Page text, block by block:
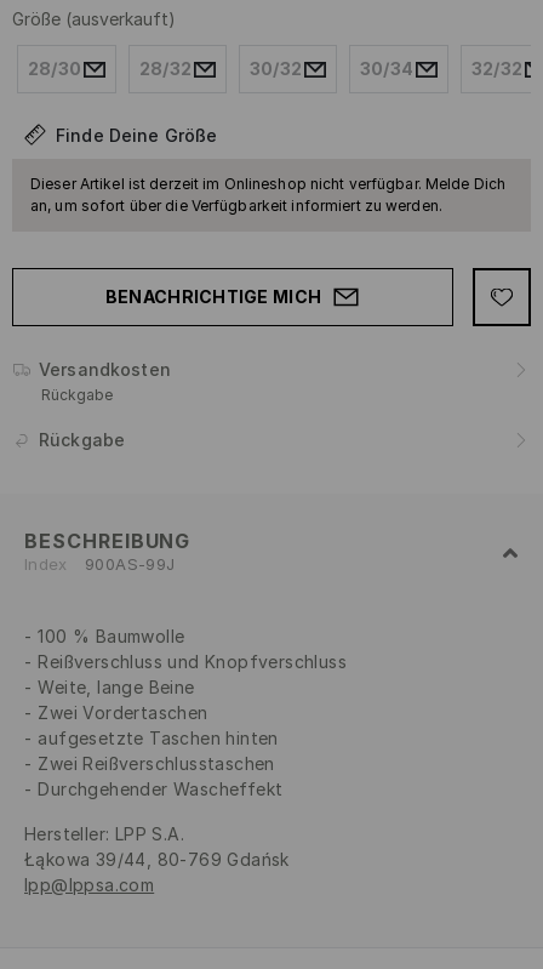
Größe (ausverkauft)
28/30 28/32 30/32 30/34 32/32
Finde Deine Größe
Dieser Artikel ist derzeit im Onlineshop nicht verfügbar. Melde Dich
an, um sofort über die Verfügbarkeit informiert zu werden.
BENACHRICHTIGE MICH
Versandkosten
Rückgabe
Rückgabe
BESCHREIBUNG
Index 900AS-99J
100 % Baumwolle
Reißverschluss und Knopfverschluss
Weite, lange Beine
Zwei Vordertaschen
aufgesetzte Taschen hinten
Zwei Reißverschlusstaschen
Durchgehender Wascheffekt
Hersteller: LPP S.A.
Łąkowa 39/44, 80-769 Gdańsk
lpp@lppsa.com